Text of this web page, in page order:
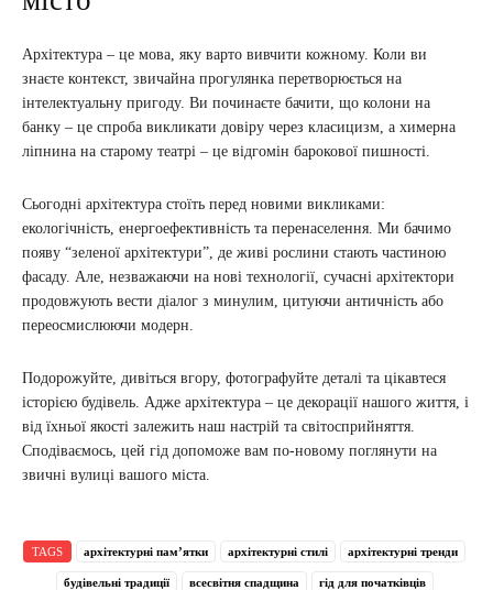
Архітектура – це мова, яку варто вивчити кожному. Коли ви
знаєте контекст, звичайна прогулянка перетворюється на
інтелектуальну пригоду. Ви починаєте бачити, що колони на
банку – це спроба викликати довіру через класицизм, а химерна
ліпнина на старому театрі – це відгомін барокової пишності.
Сьогодні архітектура стоїть перед новими викликами:
екологічність, енергоефективність та перенаселення. Ми бачимо
появу “зеленої архітектури”, де живі рослини стають частиною
фасаду. Але, незважаючи на нові технології, сучасні архітектори
продовжують вести діалог з минулим, цитуючи античність або
переосмислюючи модерн.
Подорожуйте, дивіться вгору, фотографуйте деталі та цікавтеся
історією будівель. Адже архітектура – це декорації нашого життя, і
від їхньої якості залежить наш настрій та світосприйняття.
Сподіваємось, цей гід допоможе вам по-новому поглянути на
звичні вулиці вашого міста.
TAGS архітектурні пам’ятки архітектурні стилі архітектурні тренди
будівельні традиції всесвітня спадщина гід для початківців